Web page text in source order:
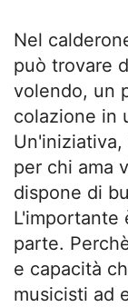
Nel
può trovare
volendo, un
colazione in
Un'iniziativa,
per chi ama
dispone di
L'importante
parte.
e capacità
musicisti ad